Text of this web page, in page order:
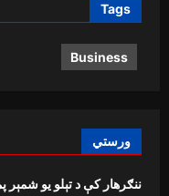
Tags
Business
ورستي
ننګرهار کې د تېلو یو شمېر